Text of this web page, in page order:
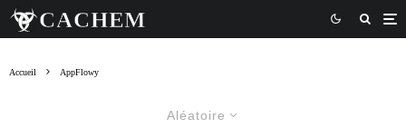
Accueil AppFlowy
Aléatoire